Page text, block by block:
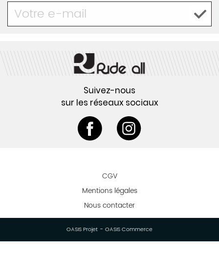
Suivez-nous
sur les réseaux sociaux
CGV
Mentions légales
Nous contacter
OASIS Projet - OASIS Commerce